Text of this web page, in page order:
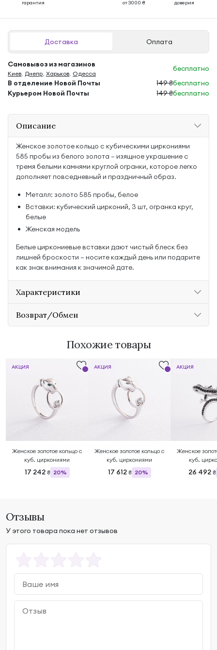
гарантия
от 3000 ₴
доверия
Доставка Оплата
Самовывоз из магазинов
Киев, Днепр, Харьков, Одесса
бесплатно
В отделение Новой Почты
149 ₴бесплатно
Курьером Новой Почты
149 ₴бесплатно
Описание
Женское золотое кольцо с кубическими циркониями
585 пробы из белого золота — изящное украшение с
тремя белыми камнями круглой огранки, которое легко
дополняет повседневный и праздничный образ.
Металл: золото 585 пробы, белое
Вставки: кубический цирконий, 3 шт, огранка круг,
белые
Женская модель
Белые циркониевые вставки дают чистый блеск без
лишней броскости — носите каждый день или подарите
как знак внимания к значимой дате.
Характеристики
Возврат/Обмен
Похожие товары
Женское золотое кольцо с
куб. циркониями
17 242 ₴ 20%
АКЦИЯ
Женское золотое кольцо с
куб. циркониями
17 612 ₴ 20%
АКЦИЯ
Женское
куб.
26 492 ₴
АКЦИЯ
Отзывы
У этого товара пока нет отзывов